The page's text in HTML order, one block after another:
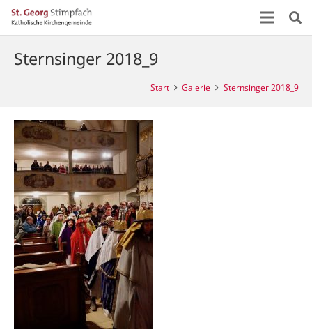
Sternsinger 2018_9
Start Galerie Sternsinger 2018_9